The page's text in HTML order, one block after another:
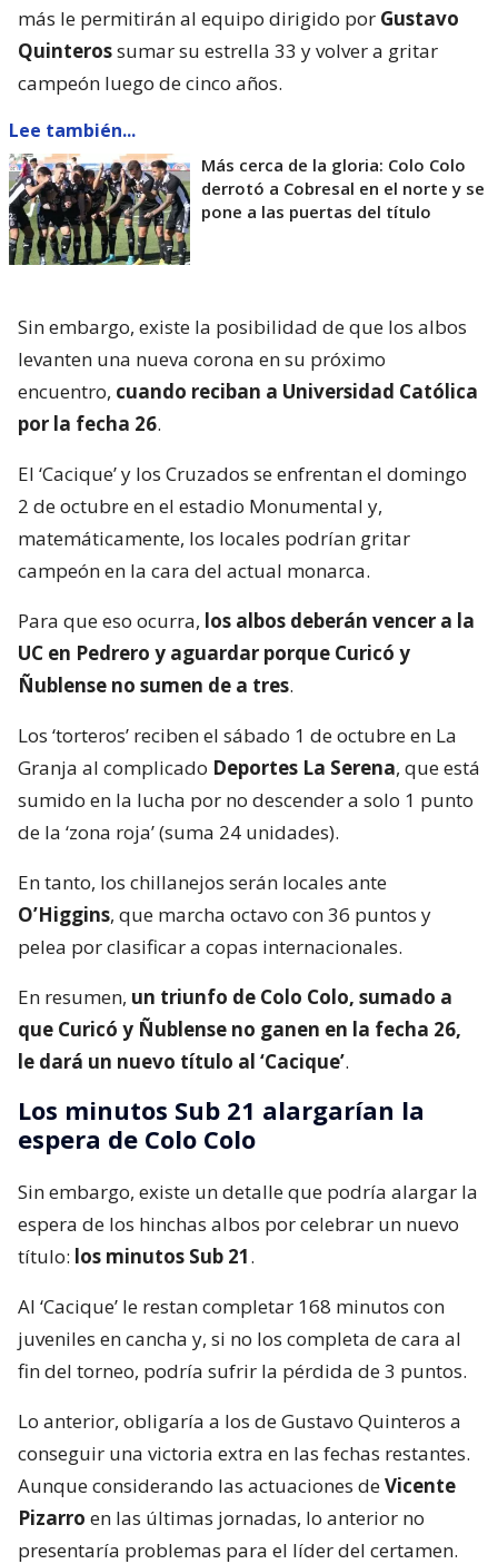
más le permitirán al equipo dirigido por Gustavo
Quinterossumar su estrella 33 y volver a gritar
campeón luego de cinco años.
Lee también...
Más cerca de la gloria: Colo Colo
derrotó a Cobresal en el norte y se
pone a las puertas del título
Sin embargo, existe la posibilidad de que los albos
levanten una nueva corona en su próximo
encuentro, cuando reciban a Universidad Católica
por la fecha 26.
El ‘Cacique’ y los Cruzados se enfrentan el domingo
2 de octubre en el estadio Monumental y,
matemáticamente, los locales podrían gritar
campeón en la cara del actual monarca.
Para que eso ocurra, los albos deberán vencer a la
UC en Pedrero y aguardar porque Curicó y
Ñublense no sumen de a tres.
Los ‘torteros’ reciben el sábado 1 de octubre en La
Granja al complicado Deportes La Serena, que está
sumido en la lucha por no descender a solo 1 punto
de la ‘zona roja’ (suma 24 unidades).
En tanto, los chillanejos serán locales ante
O’Higgins, que marcha octavo con 36 puntos y
pelea por clasificar a copas internacionales.
En resumen, un triunfo de Colo Colo, sumado a
que Curicó y Ñublense no ganen en la fecha 26,
le dará un nuevo título al ‘Cacique’.
Los minutos Sub 21 alargarían la
espera de Colo Colo
Sin embargo, existe un detalle que podría alargar la
espera de los hinchas albos por celebrar un nuevo
título: los minutos Sub 21.
Al ‘Cacique’ le restan completar 168 minutos con
juveniles en cancha y, si no los completa de cara al
fin del torneo, podría sufrir la pérdida de 3 puntos.
Lo anterior, obligaría a los de Gustavo Quinteros a
conseguir una victoria extra en las fechas restantes.
Aunque considerando las actuaciones deVicente
Pizarro en las últimas jornadas, lo anterior no
presentaría problemas para el líder del certamen.